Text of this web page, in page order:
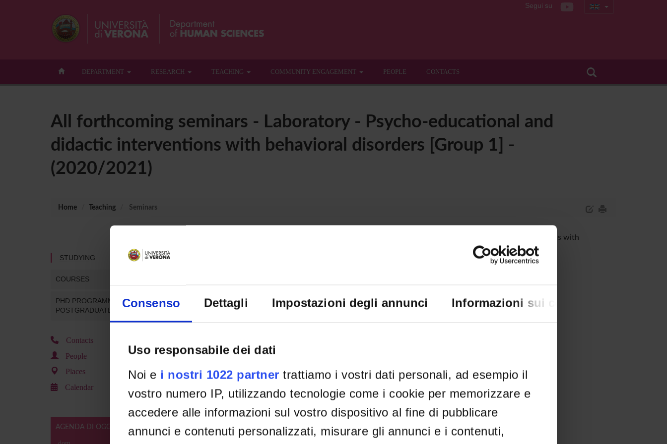
Consenso Dettagli Impostazioni degli annunci Informazioni sui cookie
Uso responsabile dei dati
Noi e i nostri 1022 partner trattiamo i vostri dati personali, ad esempio il
vostro numero IP, utilizzando tecnologie come i cookie per memorizzare e
accedere alle informazioni sul vostro dispositivo al fine di pubblicare
annunci e contenuti personalizzati, misurare gli annunci e i contenuti,
Segui su
DEPARTMENT RESEARCH TEACHING COMMUNITY ENGAGEMENT PEOPLE CONTACTS
All forthcoming seminars - Laboratory - Psycho-educational and
didactic interventions with behavioral disorders [Group 1] -
(2020/2021)
Home Teaching Seminars
STUDYING
COURSES
PHD PROGRAMMES AND
POSTGRADUATE TRAINING
Contacts
People
Places
Calendar
AGENDA DI OGGI
No recent seminar found relating to teaching Laboratory - Psycho-educational and didactic interventions with